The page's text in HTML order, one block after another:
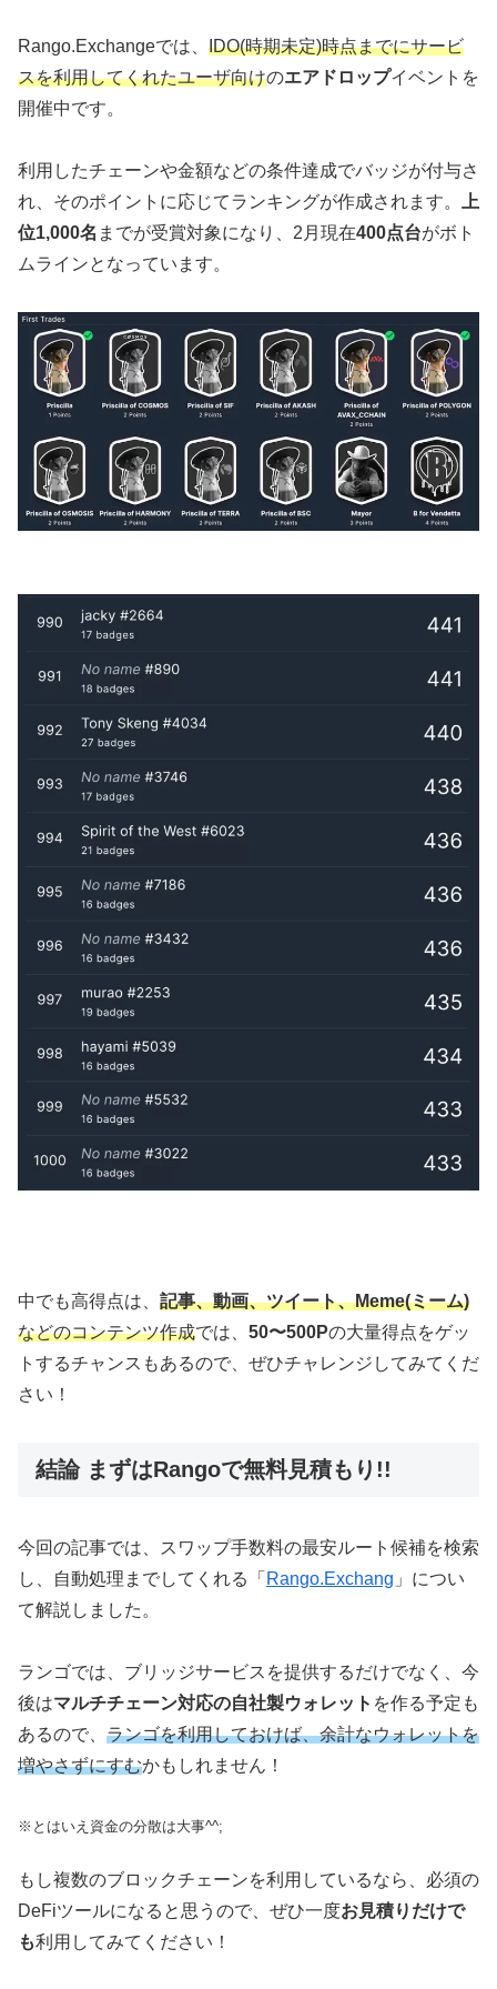
Rango.Exchangeでは、 IDO(時期未定)時点までにサービ
スを利用してくれたユーザ向けのエアドロップイベントを
開催中です。
利用したチェーンや金額などの条件達成でバッジが付与さ
れ、そのポイントに応じてランキングが作成されます。
上
位1,000名 までが受賞対象になり、2月現在400点台がボト
ムラインとなっています。
中でも高得点は、 記事、動画、ツイート、Meme(ミーム)
などのコンテンツ作成では、 50〜500Pの大量得点をゲッ
トするチャンスもあるので、ぜひチャレンジしてみてくだ
さい！
結論 まずはRangoで無料見積もり!!
今回の記事では、スワップ手数料の最安ルート候補を検索
し、自動処理までしてくれる「 Rango.Exchang 」につい
て解説しました。
ランゴでは、ブリッジサービスを提供するだけでなく、今
後はマルチチェーン対応の自社製ウォレット を作る予定も
あるので、 ランゴを利用しておけば、余計なウォレットを
増やさずにすむかもしれません！
※とはいえ資金の分散は大事^^;
もし複数のブロックチェーンを利用しているなら、必須の
DeFiツールになると思うので、ぜひ一度お見積りだけで
も利用してみてください！